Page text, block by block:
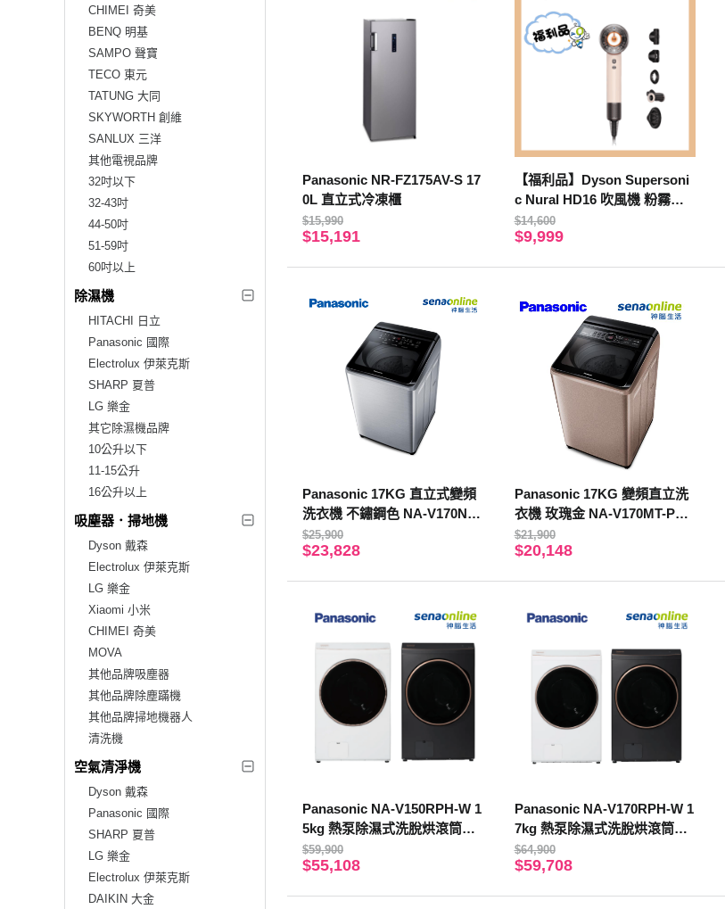
CHIMEI 奇美
BENQ 明基
SAMPO 聲寶
TECO 東元
TATUNG 大同
SKYWORTH 創維
SANLUX 三洋
其他電視品牌
32吋以下
32-43吋
44-50吋
51-59吋
60吋以上
除濕機
HITACHI 日立
Panasonic 國際
Electrolux 伊萊克斯
SHARP 夏普
LG 樂金
其它除濕機品牌
10公升以下
11-15公升
16公升以上
吸塵器．掃地機
Dyson 戴森
Electrolux 伊萊克斯
LG 樂金
Xiaomi 小米
CHIMEI 奇美
MOVA
其他品牌吸塵器
其他品牌除塵蹣機
其他品牌掃地機器人
清洗機
空氣清淨機
Dyson 戴森
Panasonic 國際
SHARP 夏普
LG 樂金
Electrolux 伊萊克斯
DAIKIN 大金
Panasonic NR-FZ175AV-S 17
0L 直立式冷凍櫃
$15,990
$15,191
【福利品】Dyson Supersoni
c Nural HD16 吹風機 粉霧玫
瑰
$14,600
$9,999
Panasonic 17KG 直立式變頻
洗衣機 不鏽鋼色 NA-V170NM
S-S【贈基本安裝】
$25,900
$23,828
Panasonic 17KG 變頻直立洗
衣機 玫瑰金 NA-V170MT-PN
【贈基本安裝】
$21,900
$20,148
Panasonic NA-V150RPH-W 1
5kg 熱泵除濕式洗脫烘滾筒洗
衣機
$59,900
$55,108
Panasonic NA-V170RPH-W 1
7kg 熱泵除濕式洗脫烘滾筒洗
衣機
$64,900
$59,708